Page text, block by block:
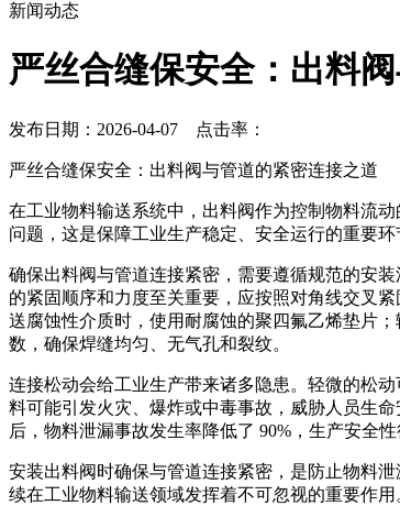
新闻动态
严丝合缝保安全：出料
发布日期：2026-04-07 点击率：
严丝合缝保安全：出料阀与管道的紧密连接之道
在工业物料输送系统中，出料阀作为控制物料流
问题，这是保障工业生产稳定、安全运行的重要环
确保出料阀与管道连接紧密，需要遵循规范的安
的紧固顺序和力度至关重要，应按照对角线交叉
送腐蚀性介质时，使用耐腐蚀的聚四氟乙烯垫片
数，确保焊缝均匀、无气孔和裂纹。
连接松动会给工业生产带来诸多隐患。轻微的松
料可能引发火灾、爆炸或中毒事故，威胁人员生
后，物料泄漏事故发生率降低了 90%，生产安全性
安装出料阀时确保与管道连接紧密，是防止物料
续在工业物料输送领域发挥着不可忽视的重要作用